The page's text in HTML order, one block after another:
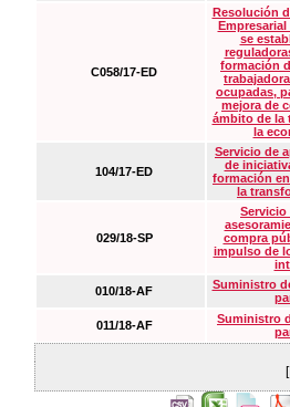
C058/17-ED
Resolución
Empresarial
se
formación
ocupadas,
mejora de
ámbito de la
la
104/17-ED
Servicio de
de
formación
la
029/18-SP
Servicio
compra
impulso de
010/18-AF
Suministro
011/18-AF
Suministro